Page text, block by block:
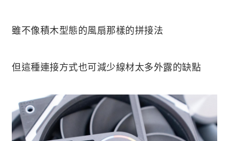
雖不像積木型態的風扇那樣的拼接法
但這種連接方式也可減少線材太多外露的缺點